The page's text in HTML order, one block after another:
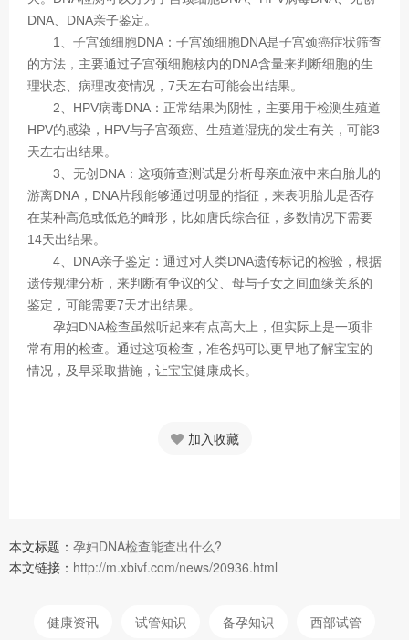
DNA、DNA亲子鉴定。
1、子宫颈细胞DNA：子宫颈细胞DNA是子宫颈癌症状筛查
的方法，主要通过子宫颈细胞核内的DNA含量来判断细胞的生
理状态、病理改变情况，7天左右可能会出结果。
2、HPV病毒DNA：正常结果为阴性，主要用于检测生殖道
HPV的感染，HPV与子宫颈癌、生殖道湿疣的发生有关，可能3
天左右出结果。
3、无创DNA：这项筛查测试是分析母亲血液中来自胎儿的
游离DNA，DNA片段能够通过明显的指征，来表明胎儿是否存
在某种高危或低危的畸形，比如唐氏综合征，多数情况下需要
14天出结果。
4、DNA亲子鉴定：通过对人类DNA遗传标记的检验，根据
遗传规律分析，来判断有争议的父、母与子女之间血缘关系的
鉴定，可能需要7天才出结果。
孕妇DNA检查虽然听起来有点高大上，但实际上是一项非
常有用的检查。通过这项检查，准爸妈可以更早地了解宝宝的
情况，及早采取措施，让宝宝健康成长。
加入收藏
本文标题： 孕妇DNA检查能查出什么?
本文链接： http://m.xbivf.com/news/20936.html
健康资讯 试管知识 备孕知识 西部试管